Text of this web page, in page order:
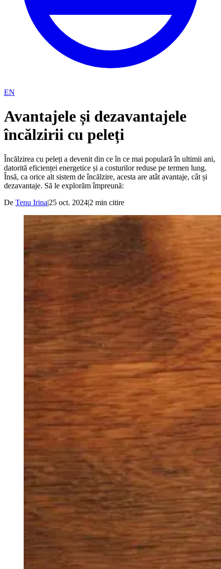
EN
Avantajele și dezavantajele
încălzirii cu peleți
Încălzirea cu peleți a devenit din ce în ce mai populară în ultimii ani,
datorită eficienței energetice și a costurilor reduse pe termen lung.
Însă, ca orice alt sistem de încălzire, acesta are atât avantaje, cât și
dezavantaje. Să le explorăm împreună:
De Tenu Irina|25 oct. 2024|2 min citire